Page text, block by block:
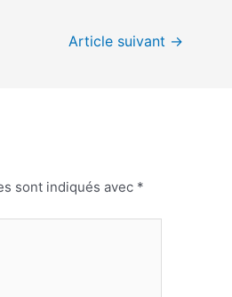
Article suivant →
sont indiqués avec *